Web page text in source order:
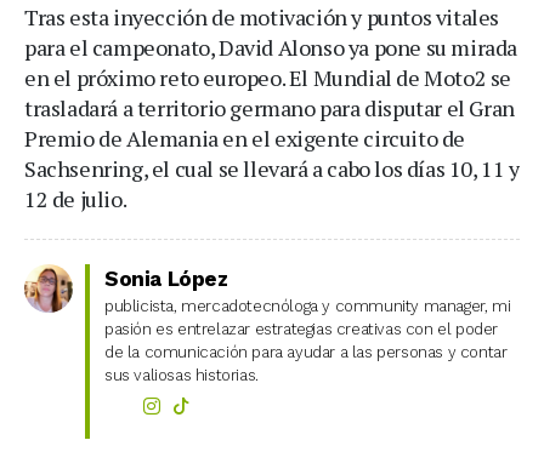
Tras esta inyección de motivación y puntos vitales
para el campeonato, David Alonso ya pone su mirada
en el próximo reto europeo. El Mundial de Moto2 se
trasladará a territorio germano para disputar el Gran
Premio de Alemania en el exigente circuito de
Sachsenring, el cual se llevará a cabo los días 10, 11 y
12 de julio.
Sonia López
publicista, mercadotecnóloga y community manager, mi
pasión es entrelazar estrategias creativas con el poder
de la comunicación para ayudar a las personas y contar
sus valiosas historias.